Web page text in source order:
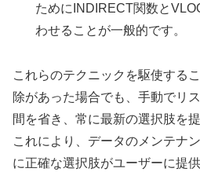
ためにINDIRECT関数と
わせることが一般的です。
これらのテクニックを駆使する
除があった場合でも、手動でリ
間を省き、常に最新の選択肢を
これにより、データのメンテナ
に正確な選択肢がユーザーに提